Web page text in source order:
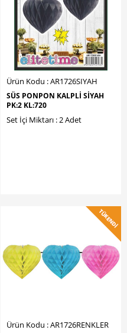
Ürün Kodu : AR1726SIYAH
SÜS PONPON KALPLİ SİYAH
PK:2 KL:720
Set İçi Miktarı : 2 Adet
Ürün Kodu : AR1726RENKLER